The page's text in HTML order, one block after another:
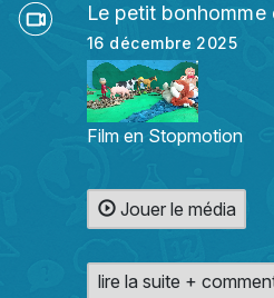
Le petit
16 décembre 2025
Film en Stopmotion
Jouer le média
lire la suite +